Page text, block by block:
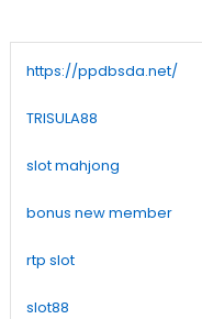
https://ppdbsda.net/
TRISULA88
slot mahjong
bonus new member
rtp slot
slot88